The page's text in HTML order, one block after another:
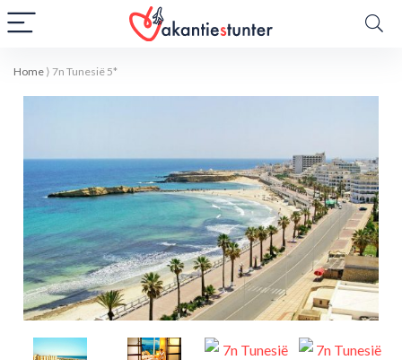
Home ⟩ 7n Tunesië 5*